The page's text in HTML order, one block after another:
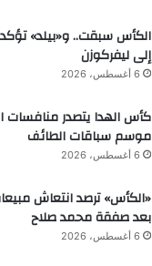
الكأس سبقت.. و«بيلد»
إلى ليفركوزن
6 أغسطس، 2026
كأس الهدا يتصدر منافسات
موسم سباقات الطائف
6 أغسطس، 2026
«الكأس» ترصد انتعاش
بعد صفقة محمد صلاح
6 أغسطس، 2026